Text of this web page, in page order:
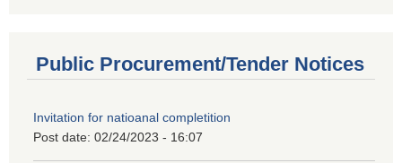
Public Procurement/Tender Notices
Invitation for natioanal completition
Post date: 02/24/2023 - 16:07